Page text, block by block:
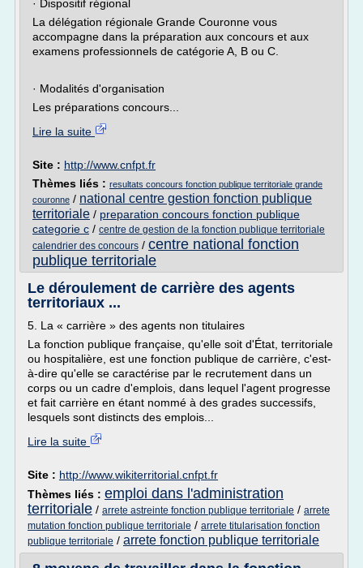
· Dispositif régional
La délégation régionale Grande Couronne vous
accompagne dans la préparation aux concours et aux
examens professionnels de catégorie A, B ou C.
· Modalités d'organisation
Les préparations concours...
Lire la suite
Site : http://www.cnfpt.fr
Thèmes liés : resultats concours fonction publique territoriale grande
couronne / national centre gestion fonction publique
territoriale / preparation concours fonction publique
categorie c / centre de gestion de la fonction publique territoriale
calendrier des concours / centre national fonction
publique territoriale
Le déroulement de carrière des agents
territoriaux ...
5. La « carrière » des agents non titulaires
La fonction publique française, qu'elle soit d'État, territoriale
ou hospitalière, est une fonction publique de carrière, c'est-
à-dire qu'elle se caractérise par le recrutement dans un
corps ou un cadre d'emplois, dans lequel l'agent progresse
et fait carrière en étant nommé à des grades successifs,
lesquels sont distincts des emplois...
Lire la suite
Site : http://www.wikiterritorial.cnfpt.fr
Thèmes liés : emploi dans l'administration
territoriale / arrete astreinte fonction publique territoriale / arrete
mutation fonction publique territoriale / arrete titularisation fonction
publique territoriale / arrete fonction publique territoriale